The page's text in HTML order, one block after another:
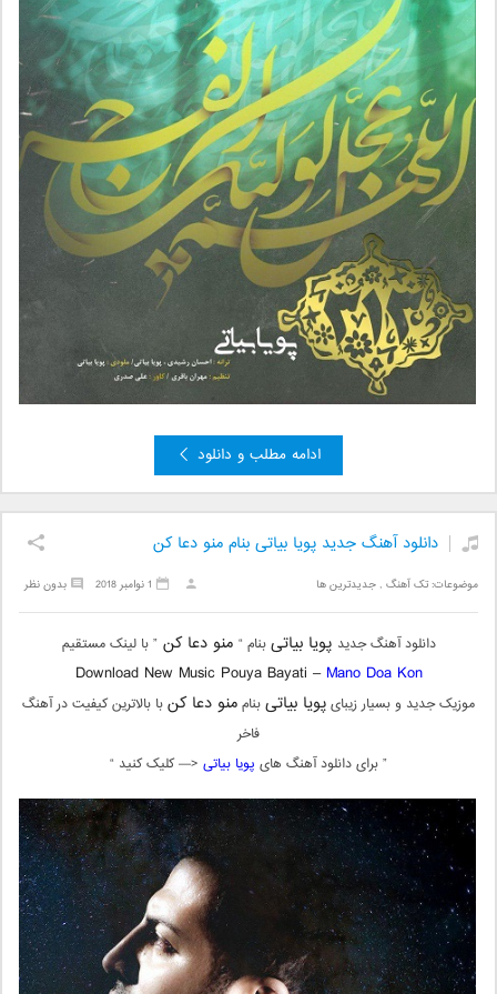
ادامه مطلب و دانلود
دانلود آهنگ جدید پویا بیاتی بنام منو دعا کن
موضوعات:تک آهنگ ,جدیدترین ها بدون نظر 1 نوامبر 2018
دانلود آهنگ جدید پویا بیاتیبنام “ منو دعا کن” با لینک مستقیم
Download New Music Pouya Bayati – Mano Doa Kon
موزیک جدید و بسیار زیبایپویا بیاتیبناممنو دعا کنبا بالاترین کیفیت در آهنگ
فاخر
” برای دانلود آهنگ های پویا بیاتی <— کلیک کنید “